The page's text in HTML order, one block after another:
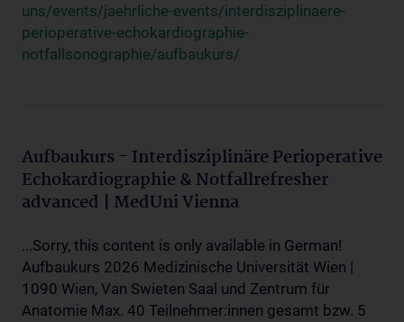
uns/events/jaehrliche-events/interdisziplinaere-
perioperative-echokardiographie-
notfallsonographie/aufbaukurs/
Aufbaukurs - Interdisziplinäre Perioperative
Echokardiographie & Notfallrefresher
advanced | MedUni Vienna
...Sorry, this content is only available in German!
Aufbaukurs 2026 Medizinische Universität Wien |
1090 Wien, Van Swieten Saal und Zentrum für
Anatomie Max. 40 Teilnehmer:innen gesamt bzw. 5